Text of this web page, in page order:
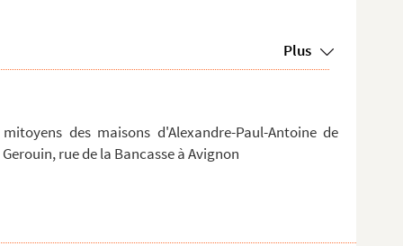
Plus
des maisons d'Alexandre-Paul-Antoine de
rue de la Bancasse à Avignon